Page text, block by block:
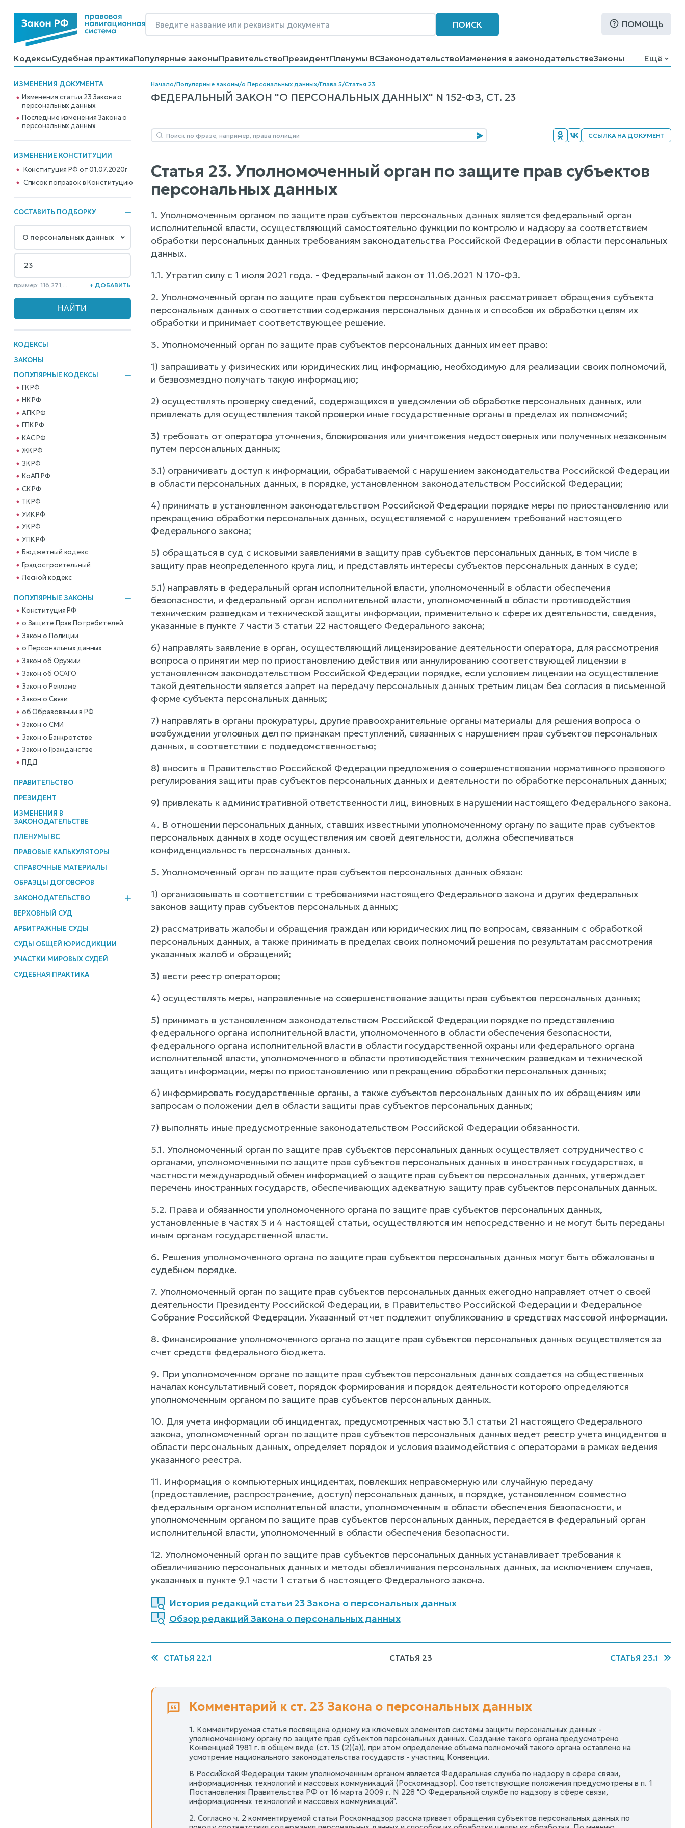
ПОИСК ПОМОЩЬ
КодексыСудебная практикаПопулярные законыПравительствоПрезидентПленумы ВСЗаконодательствоИзменения в законодательствеЗаконы
КалькуляторыСправочные материалыОбразцы договоровКонтактыПомощьПоиск
Ещё
ИЗМЕНЕНИЯ ДОКУМЕНТА
Изменения статьи 23 Закона о
персональных данных
Последние изменения Закона о
персональных данных
ИЗМЕНЕНИЕ КОНСТИТУЦИИ
Конституция РФ от 01.07.2020г
Cписок поправок в Конституцию
СОСТАВИТЬ ПОДБОРКУ
пример: 116,271,... + ДОБАВИТЬ
КОДЕКСЫ
ЗАКОНЫ
ПОПУЛЯРНЫЕ КОДЕКСЫ
ГК РФ
НК РФ
АПК РФ
ГПК РФ
КАС РФ
ЖК РФ
ЗК РФ
КоАП РФ
СК РФ
ТК РФ
УИК РФ
УК РФ
УПК РФ
Бюджетный кодекс
Градостроительный
Лесной кодекс
ПОПУЛЯРНЫЕ ЗАКОНЫ
Конституция РФ
о Защите Прав Потребителей
Закон о Полиции
о Персональных данных
Закон об Оружии
Закон об ОСАГО
Закон о Рекламе
Закон о Связи
об Образовании в РФ
Закон о СМИ
Закон о Банкротстве
Закон о Гражданстве
ПДД
ПРАВИТЕЛЬСТВО
ПРЕЗИДЕНТ
ИЗМЕНЕНИЯ В
ЗАКОНОДАТЕЛЬСТВЕ
ПЛЕНУМЫ ВС
ПРАВОВЫЕ КАЛЬКУЛЯТОРЫ
СПРАВОЧНЫЕ МАТЕРИАЛЫ
ОБРАЗЦЫ ДОГОВОРОВ
ЗАКОНОДАТЕЛЬСТВО
ВЕРХОВНЫЙ СУД
АРБИТРАЖНЫЕ СУДЫ
СУДЫ ОБЩЕЙ ЮРИСДИКЦИИ
УЧАСТКИ МИРОВЫХ СУДЕЙ
СУДЕБНАЯ ПРАКТИКА
Начало/Популярные законы/о Персональных данных/Глава 5/Статья 23
ФЕДЕРАЛЬНЫЙ ЗАКОН "О ПЕРСОНАЛЬНЫХ ДАННЫХ" N 152-ФЗ, СТ. 23
ССЫЛКА НА ДОКУМЕНТ
Статья 23. Уполномоченный орган по защите прав субъектов
персональных данных
1. Уполномоченным органом по защите прав субъектов персональных данных является федеральный орган
исполнительной власти, осуществляющий самостоятельно функции по контролю и надзору за соответствием
обработки персональных данных требованиям законодательства Российской Федерации в области персональных
данных.
1.1. Утратил силу с 1 июля 2021 года. - Федеральный закон от 11.06.2021 N 170-ФЗ.
2. Уполномоченный орган по защите прав субъектов персональных данных рассматривает обращения субъекта
персональных данных о соответствии содержания персональных данных и способов их обработки целям их
обработки и принимает соответствующее решение.
3. Уполномоченный орган по защите прав субъектов персональных данных имеет право:
1) запрашивать у физических или юридических лиц информацию, необходимую для реализации своих полномочий,
и безвозмездно получать такую информацию;
2) осуществлять проверку сведений, содержащихся в уведомлении об обработке персональных данных, или
привлекать для осуществления такой проверки иные государственные органы в пределах их полномочий;
3) требовать от оператора уточнения, блокирования или уничтожения недостоверных или полученных незаконным
путем персональных данных;
3.1) ограничивать доступ к информации, обрабатываемой с нарушением законодательства Российской Федерации
в области персональных данных, в порядке, установленном законодательством Российской Федерации;
4) принимать в установленном законодательством Российской Федерации порядке меры по приостановлению или
прекращению обработки персональных данных, осуществляемой с нарушением требований настоящего
Федерального закона;
5) обращаться в суд с исковыми заявлениями в защиту прав субъектов персональных данных, в том числе в
защиту прав неопределенного круга лиц, и представлять интересы субъектов персональных данных в суде;
5.1) направлять в федеральный орган исполнительной власти, уполномоченный в области обеспечения
безопасности, и федеральный орган исполнительной власти, уполномоченный в области противодействия
техническим разведкам и технической защиты информации, применительно к сфере их деятельности, сведения,
указанные в пункте 7 части 3 статьи 22 настоящего Федерального закона;
6) направлять заявление в орган, осуществляющий лицензирование деятельности оператора, для рассмотрения
вопроса о принятии мер по приостановлению действия или аннулированию соответствующей лицензии в
установленном законодательством Российской Федерации порядке, если условием лицензии на осуществление
такой деятельности является запрет на передачу персональных данных третьим лицам без согласия в письменной
форме субъекта персональных данных;
7) направлять в органы прокуратуры, другие правоохранительные органы материалы для решения вопроса о
возбуждении уголовных дел по признакам преступлений, связанных с нарушением прав субъектов персональных
данных, в соответствии с подведомственностью;
8) вносить в Правительство Российской Федерации предложения о совершенствовании нормативного правового
регулирования защиты прав субъектов персональных данных и деятельности по обработке персональных данных;
9) привлекать к административной ответственности лиц, виновных в нарушении настоящего Федерального закона.
4. В отношении персональных данных, ставших известными уполномоченному органу по защите прав субъектов
персональных данных в ходе осуществления им своей деятельности, должна обеспечиваться
конфиденциальность персональных данных.
5. Уполномоченный орган по защите прав субъектов персональных данных обязан:
1) организовывать в соответствии с требованиями настоящего Федерального закона и других федеральных
законов защиту прав субъектов персональных данных;
2) рассматривать жалобы и обращения граждан или юридических лиц по вопросам, связанным с обработкой
персональных данных, а также принимать в пределах своих полномочий решения по результатам рассмотрения
указанных жалоб и обращений;
3) вести реестр операторов;
4) осуществлять меры, направленные на совершенствование защиты прав субъектов персональных данных;
5) принимать в установленном законодательством Российской Федерации порядке по представлению
федерального органа исполнительной власти, уполномоченного в области обеспечения безопасности,
федерального органа исполнительной власти в области государственной охраны или федерального органа
исполнительной власти, уполномоченного в области противодействия техническим разведкам и технической
защиты информации, меры по приостановлению или прекращению обработки персональных данных;
6) информировать государственные органы, а также субъектов персональных данных по их обращениям или
запросам о положении дел в области защиты прав субъектов персональных данных;
7) выполнять иные предусмотренные законодательством Российской Федерации обязанности.
5.1. Уполномоченный орган по защите прав субъектов персональных данных осуществляет сотрудничество с
органами, уполномоченными по защите прав субъектов персональных данных в иностранных государствах, в
частности международный обмен информацией о защите прав субъектов персональных данных, утверждает
перечень иностранных государств, обеспечивающих адекватную защиту прав субъектов персональных данных.
5.2. Права и обязанности уполномоченного органа по защите прав субъектов персональных данных,
установленные в частях 3 и 4 настоящей статьи, осуществляются им непосредственно и не могут быть переданы
иным органам государственной власти.
6. Решения уполномоченного органа по защите прав субъектов персональных данных могут быть обжалованы в
судебном порядке.
7. Уполномоченный орган по защите прав субъектов персональных данных ежегодно направляет отчет о своей
деятельности Президенту Российской Федерации, в Правительство Российской Федерации и Федеральное
Собрание Российской Федерации. Указанный отчет подлежит опубликованию в средствах массовой информации.
8. Финансирование уполномоченного органа по защите прав субъектов персональных данных осуществляется за
счет средств федерального бюджета.
9. При уполномоченном органе по защите прав субъектов персональных данных создается на общественных
началах консультативный совет, порядок формирования и порядок деятельности которого определяются
уполномоченным органом по защите прав субъектов персональных данных.
10. Для учета информации об инцидентах, предусмотренных частью 3.1 статьи 21 настоящего Федерального
закона, уполномоченный орган по защите прав субъектов персональных данных ведет реестр учета инцидентов в
области персональных данных, определяет порядок и условия взаимодействия с операторами в рамках ведения
указанного реестра.
11. Информация о компьютерных инцидентах, повлекших неправомерную или случайную передачу
(предоставление, распространение, доступ) персональных данных, в порядке, установленном совместно
федеральным органом исполнительной власти, уполномоченным в области обеспечения безопасности, и
уполномоченным органом по защите прав субъектов персональных данных, передается в федеральный орган
исполнительной власти, уполномоченный в области обеспечения безопасности.
12. Уполномоченный орган по защите прав субъектов персональных данных устанавливает требования к
обезличиванию персональных данных и методы обезличивания персональных данных, за исключением случаев,
указанных в пункте 9.1 части 1 статьи 6 настоящего Федерального закона.
История редакций статьи 23 Закона о персональных данных
Обзор редакций Закона о персональных данных
СТАТЬЯ 22.1 СТАТЬЯ 23 СТАТЬЯ 23.1
Комментарий к ст. 23 Закона о персональных данных
1. Комментируемая статья посвящена одному из ключевых элементов системы защиты персональных данных -
уполномоченному органу по защите прав субъектов персональных данных. Создание такого органа предусмотрено
Конвенцией 1981 г. в общем виде (ст. 13 (2)(а)), при этом определение объема полномочий такого органа оставлено на
усмотрение национального законодательства государств - участниц Конвенции.
В Российской Федерации таким уполномоченным органом является Федеральная служба по надзору в сфере связи,
информационных технологий и массовых коммуникаций (Роскомнадзор). Соответствующие положения предусмотрены в п. 1
Постановления Правительства РФ от 16 марта 2009 г. N 228 "О Федеральной службе по надзору в сфере связи,
информационных технологий и массовых коммуникаций".
2. Согласно ч. 2 комментируемой статьи Роскомнадзор рассматривает обращения субъектов персональных данных по